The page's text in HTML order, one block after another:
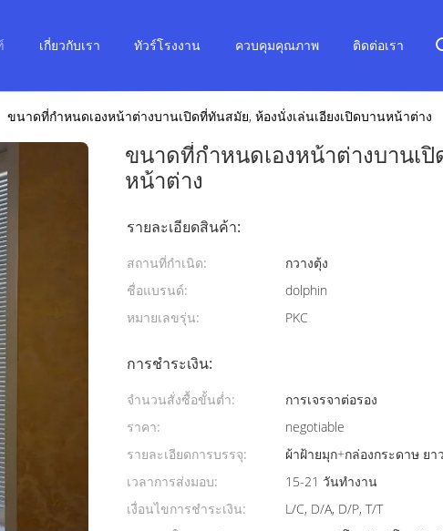
เกี่ยวกับเรา ทัวร์โรงงาน ควบคุมคุณภาพ ติดต่อเรา
ขนาดที่กำหนดเองหน้าต่างบานเปิดที่ทันสมัย, ห้องนั่งเล่นเอียงเปิดบานหน้าต่าง
ขนาดที่กำหนดเองหน้าต่างบานเ
หน้าต่าง
รายละเอียดสินค้า:
สถานที่กำเนิด:
กวางตุ้ง
ชื่อแบรนด์:
dolphin
หมายเลขรุ่น:
PKC
การชำระเงิน:
จำนวนสั่งซื้อขั้นต่ำ:
การเจรจาต่อรอง
ราคา:
negotiable
รายละเอียดการบรรจุ:
ผ้าฝ้ายมุก+กล่องกระดาษ ยา
เวลาการส่งมอบ:
15-21 วันทำงาน
เงื่อนไขการชำระเงิน:
L/C, D/A, D/P, T/T